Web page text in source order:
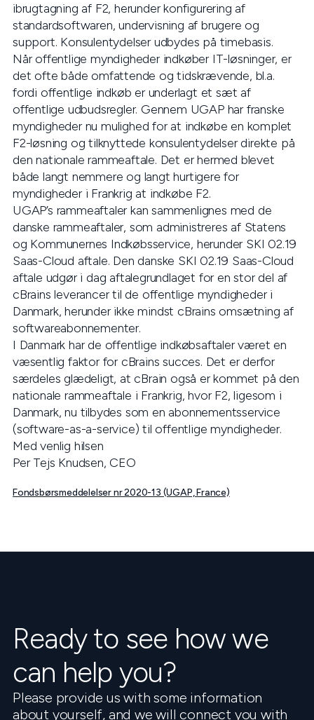
ibrugtagning af F2, herunder konfigurering af
standardsoftwaren, undervisning af brugere og
support. Konsulentydelser udbydes på timebasis.
Når offentlige myndigheder indkøber IT-løsninger, er
det ofte både omfattende og tidskrævende, bl.a.
fordi offentlige indkøb er underlagt et sæt af
offentlige udbudsregler. Gennem UGAP har franske
myndigheder nu mulighed for at indkøbe en komplet
F2-løsning og tilknyttede konsulentydelser direkte på
den nationale rammeaftale. Det er hermed blevet
både langt nemmere og langt hurtigere for
myndigheder i Frankrig at indkøbe F2.
UGAP’s rammeaftaler kan sammenlignes med de
danske rammeaftaler, som administreres af Statens
og Kommunernes Indkøbsservice, herunder SKI 02.19
Saas-Cloud aftale. Den danske SKI 02.19 Saas-Cloud
aftale udgør i dag aftalegrundlaget for en stor del af
cBrains leverancer til de offentlige myndigheder i
Danmark, herunder ikke mindst cBrains omsætning af
softwareabonnementer.
I Danmark har de offentlige indkøbsaftaler været en
væsentlig faktor for cBrains succes. Det er derfor
særdeles glædeligt, at cBrain også er kommet på den
nationale rammeaftale i Frankrig, hvor F2, ligesom i
Danmark, nu tilbydes som en abonnementsservice
(software-as-a-service) til offentlige myndigheder.
Med venlig hilsen
Per Tejs Knudsen, CEO
Fondsbørsmeddelelser nr 2020-13 (UGAP, France)
Ready to see how we
can help you?
Please provide us with some information
about yourself, and we will connect you with